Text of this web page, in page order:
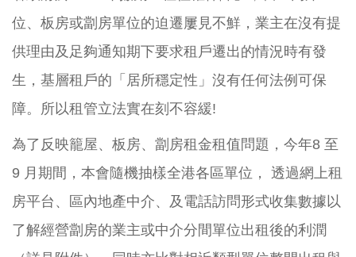
位、板房或劏房單位的迫遷屢見不鮮，業主在沒有提
供理由及足夠通知期下要求租戶遷出的情況時有發
生，基層租戶的「居所穩定性」沒有任何法例可保
障。所以租管立法實在刻不容緩!
為了反映籠屋、板房、劏房租金租值問題，今年8 至
9 月期間，本會隨機抽樣全港各區單位， 透過網上租
房平台、區內地產中介、及電話訪問形式收集數據以
了解經營劏房的業主或中介分間單位出租後的利潤